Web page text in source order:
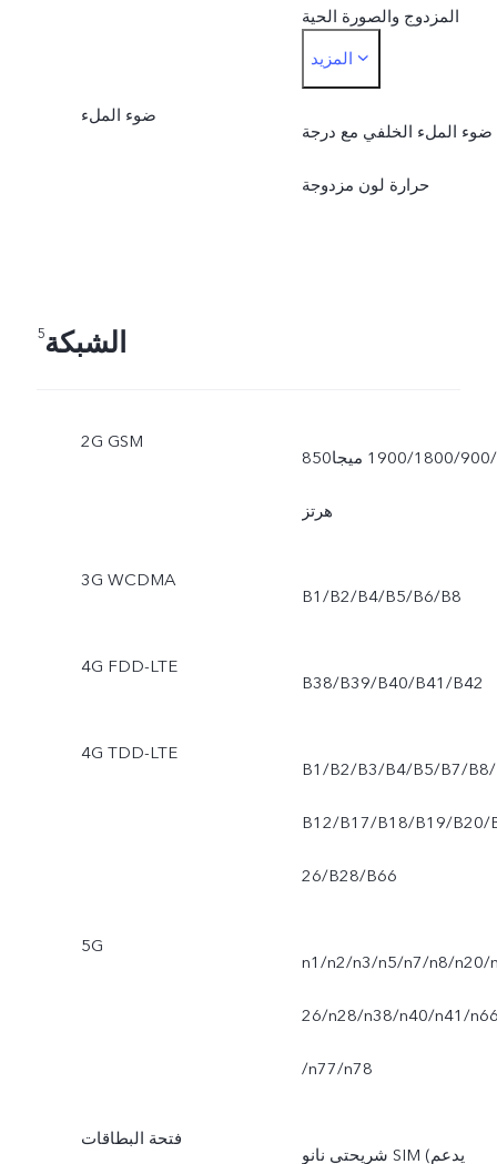
المزدوج والصورة الحية
الكاميرا الأساسية الخلفية:
الصورة، والبورتريه، والوضع
الليلي، والفيديو، والفيلم
والطعام، والعرض المزدوج
الواسعة: الصورة، والوضع
الليلي، والفيديو، والتصوير
الزمني، والتصوير الاحترافي،
عالية الجودة
المزيد
ضوء الملء
ضوء الملء الخلفي مع درجة
حرارة لون مزدوجة
الشبكة5
2G GSM
850‏/900‏/1800‏/1900 ميجا
هرتز
3G WCDMA
B1‏/B2‏/B4‏/B5‏/B6‏/B8
4G FDD-LTE
B38‏/B39‏/B40‏/B41‏/B42
4G TDD-LTE
B1/B2/B3/B4/B5/B7/B8/
B12/B17/B18/B19/B20/
26/B28/B66
5G
n1/n2/n3/n5/n7/n8/n20/
26/n28/n38/n40/n41/
/n77/n78
فتحة البطاقات
شريحتي نانو SIM (يدعم